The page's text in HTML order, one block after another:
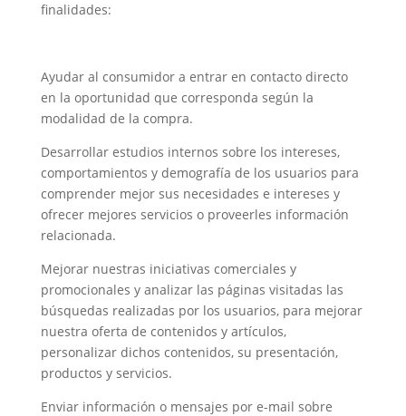
finalidades:
Ayudar al consumidor a entrar en contacto directo
en la oportunidad que corresponda según la
modalidad de la compra.
Desarrollar estudios internos sobre los intereses,
comportamientos y demografía de los usuarios para
comprender mejor sus necesidades e intereses y
ofrecer mejores servicios o proveerles información
relacionada.
Mejorar nuestras iniciativas comerciales y
promocionales y analizar las páginas visitadas las
búsquedas realizadas por los usuarios, para mejorar
nuestra oferta de contenidos y artículos,
personalizar dichos contenidos, su presentación,
productos y servicios.
Enviar información o mensajes por e-mail sobre